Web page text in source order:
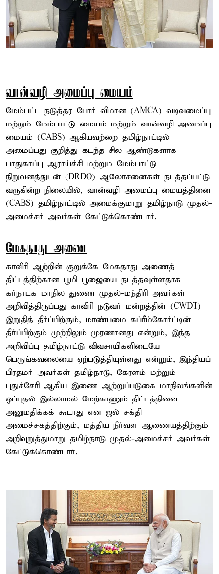
வான்வழி அமைப்பு மையம்
மேம்பட்ட நடுத்தர போர் விமான (AMCA) வடிவமைப்பு
மற்றும் மேம்பாட்டு மையம் மற்றும் வான்வழி அமைப்பு
மையம் (CABS) ஆகியவற்றை தமிழ்நாட்டில்
அமைப்பது குறித்து கடந்த சில ஆண்டுகளாக
பாதுகாப்பு ஆராய்ச்சி மற்றும் மேம்பாட்டு
நிறுவனத்துடன் (DRDO) ஆலோசனைகள் நடத்தப்பட்டு
வருகின்ற நிலையில், வான்வழி அமைப்பு மையத்தினை
(CABS) தமிழ்நாட்டில் அமைக்குமாறு தமிழ்நாடு முதல்-
அமைச்சர் அவர்கள் கேட்டுக்கொண்டார்.
மேகதாது அணை
காவிரி ஆற்றின் குறுக்கே மேகதாது அணைத்
திட்டத்திற்கான பூமி பூஜையை நடத்தவுள்ளதாக
கர்நாடக மாநில துணை முதல்-மந்திரி அவர்கள்
அறிவித்திருப்பது காவிரி நடுவர் மன்றத்தின் (CWDT)
இறுதித் தீர்ப்பிற்கும், மாண்பமை சுப்ரீம்கோர்ட்டின்
தீர்ப்பிற்கும் முற்றிலும் முரணானது என்றும், இந்த
அறிவிப்பு தமிழ்நாட்டு விவசாயிகளிடையே
பெருங்கவலையை ஏற்படுத்தியுள்ளது என்றும், இந்தியப்
பிரதமர் அவர்கள் தமிழ்நாடு, கேரளம் மற்றும்
புதுச்சேரி ஆகிய இணை ஆற்றுப்படுகை மாநிலங்களின்
ஒப்புதல் இல்லாமல் மேற்காணும் திட்டத்தினை
அனுமதிக்கக் கூடாது என ஜல் சக்தி
அமைச்சகத்திற்கும், மத்திய நீர்வள ஆணையத்திற்கும்
அறிவுறுத்துமாறு தமிழ்நாடு முதல்-அமைச்சர் அவர்கள்
கேட்டுக்கொண்டார்.